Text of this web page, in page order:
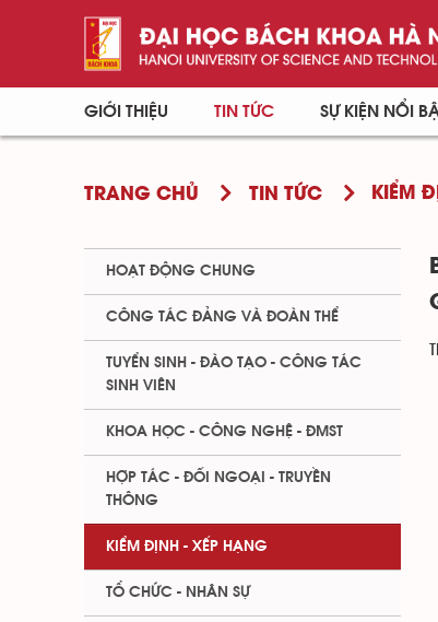
GIỚI THIỆU TIN TỨC SỰ KIỆN NỔI
TRANG CHỦ TIN TỨC KIỂM
HOẠT ĐỘNG CHUNG
CÔNG TÁC ĐẢNG VÀ ĐOÀN THỂ
TUYỂN SINH - ĐÀO TẠO - CÔNG TÁC
SINH VIÊN
KHOA HỌC - CÔNG NGHỆ - ĐMST
HỢP TÁC - ĐỐI NGOẠI - TRUYỀN
THÔNG
KIỂM ĐỊNH - XẾP HẠNG
TỔ CHỨC - NHÂN SỰ